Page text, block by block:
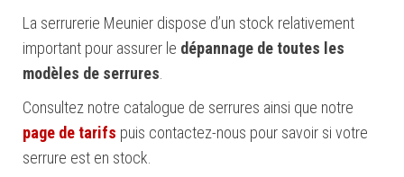
La serrurerie Meunier dispose d’un stock relativement
important pour assurer le dépannage de toutes les
modèles de serrures
Consultez notre catalogue de serrures ainsi que notre
page de tarifs puis contactez-nous pour savoir si votre
serrure est en stock.